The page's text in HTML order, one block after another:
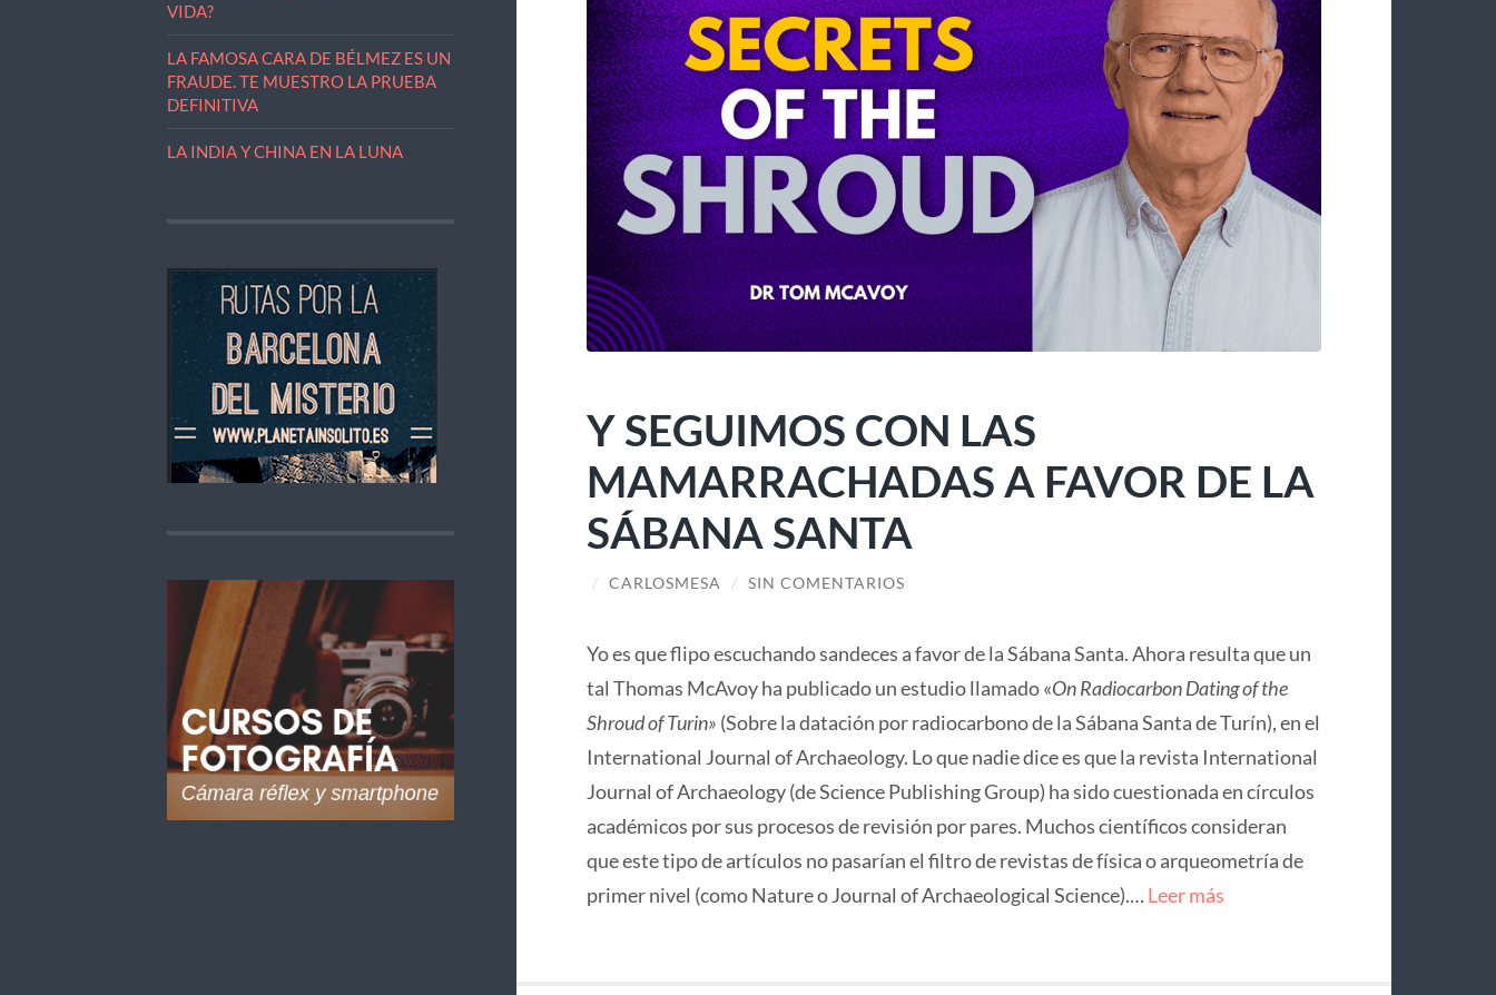
VIDA?
LA FAMOSA CARA DE BÉLMEZ ES UN
FRAUDE. TE MUESTRO LA PRUEBA
DEFINITIVA
LA INDIA Y CHINA EN LA LUNA
Y SEGUIMOS CON LAS
MAMARRACHADAS A FAVOR DE LA
SÁBANA SANTA
/ CARLOSMESA / SIN COMENTARIOS
Yo es que flipo escuchando sandeces a favor de la Sábana Santa. Ahora resulta que un
tal Thomas McAvoy ha publicado un estudio llamado «On Radiocarbon Dating of the
Shroud of Turin» (Sobre la datación por radiocarbono de la Sábana Santa de Turín), en el
International Journal of Archaeology. Lo que nadie dice es que la revista International
Journal of Archaeology (de Science Publishing Group) ha sido cuestionada en círculos
académicos por sus procesos de revisión por pares. Muchos científicos consideran
que este tipo de artículos no pasarían el filtro de revistas de física o arqueometría de
primer nivel (como Nature o Journal of Archaeological Science).…Leer más